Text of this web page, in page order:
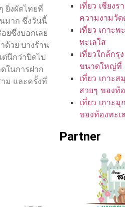
ยิ่งผัดไทยที่
มาก ซึ่งวันนี้
ยซึ่งบอกเลย
ด้วย บางร้าน
นึกว่าปิดไป
ในการฝาก
ม และครั้งที่
เที่ยว เชียง
ความงามวัด
เที่ยว เกาะ
ทะเลใส
เที่ยวใกล้ก
ขนาดใหญ่ที่
เที่ยว เกาะ
สวยๆ ของท้
เที่ยว เกาะ
ของท้องทะเล
Partner